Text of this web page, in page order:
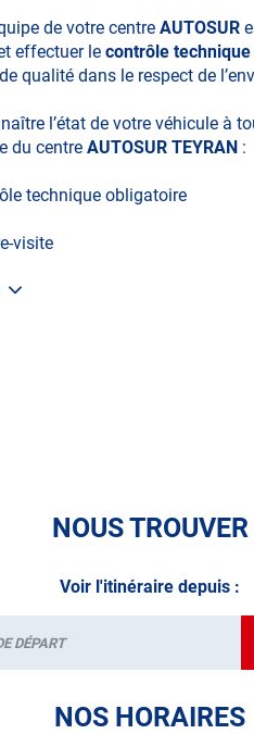
de votre centre AUTOSUR
effectuer le contrôle
qualité dans le respect de
l’état de votre véhicule à
du centre AUTOSUR TEYRAN :
technique obligatoire
visite
pollution
à vérifier auprès du centre
NOUS TROUVER
Voir l'itinéraire depuis :
NOS HORAIRES